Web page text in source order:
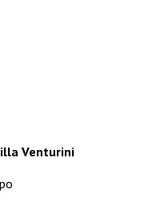
Venturini